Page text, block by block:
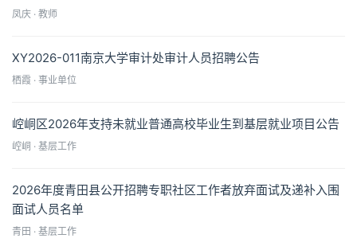
凤庆 · 教师
XY2026-011南京大学审计处审计人员招聘公告
栖霞 · 事业单位
崆峒区2026年支持未就业普通高校毕业生到基层就业项目公告
崆峒 · 基层工作
2026年度青田县公开招聘专职社区工作者放弃面试及递补入围
面试人员名单
青田 · 基层工作